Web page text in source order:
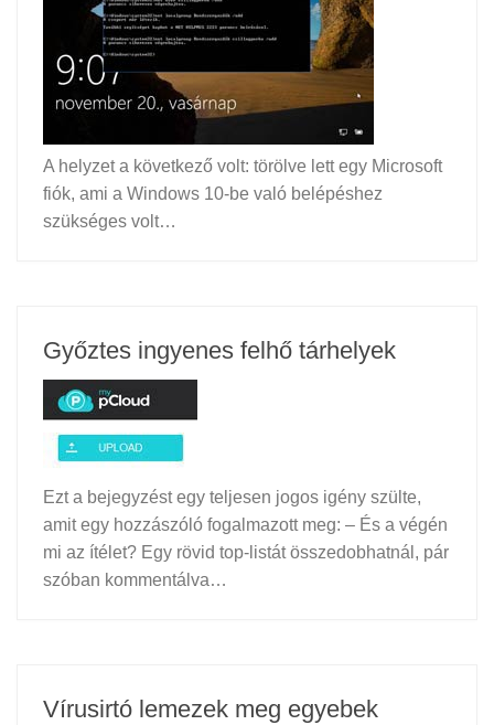
A helyzet a következő volt: törölve lett egy Microsoft
fiók, ami a Windows 10-be való belépéshez
szükséges volt…
Győztes ingyenes felhő tárhelyek
Ezt a bejegyzést egy teljesen jogos igény szülte,
amit egy hozzászóló fogalmazott meg: – És a végén
mi az ítélet? Egy rövid top-listát összedobhatnál, pár
szóban kommentálva…
Vírusirtó lemezek meg egyebek